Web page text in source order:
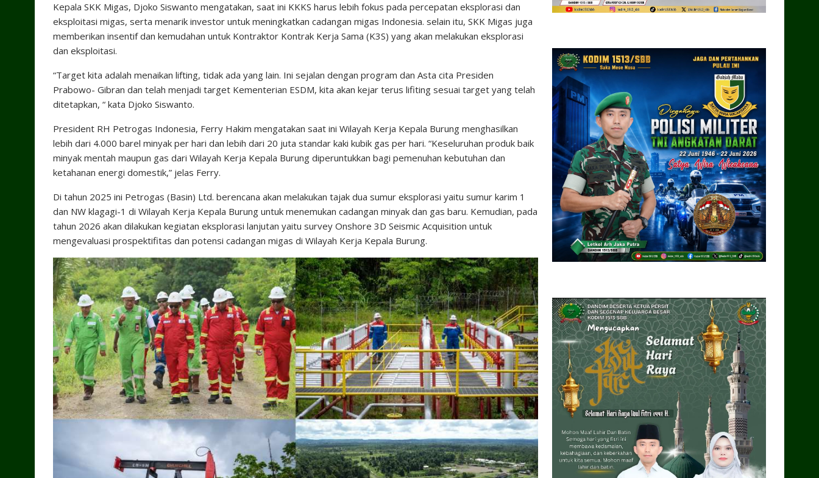
Kepala SKK Migas, Djoko Siswanto mengatakan, saat ini KKKS harus lebih fokus pada percepatan eksplorasi dan
eksploitasi migas, serta menarik investor untuk meningkatkan cadangan migas Indonesia. selain itu, SKK Migas juga
memberikan insentif dan kemudahan untuk Kontraktor Kontrak Kerja Sama (K3S) yang akan melakukan eksplorasi
dan eksploitasi.
“Target kita adalah menaikan lifting, tidak ada yang lain. Ini sejalan dengan program dan Asta cita Presiden
Prabowo- Gibran dan telah menjadi target Kementerian ESDM, kita akan kejar terus lifiting sesuai target yang telah
ditetapkan, “ kata Djoko Siswanto.
President RH Petrogas Indonesia, Ferry Hakim mengatakan saat ini Wilayah Kerja Kepala Burung menghasilkan
lebih dari 4.000 barel minyak per hari dan lebih dari 20 juta standar kaki kubik gas per hari. “Keseluruhan produk baik
minyak mentah maupun gas dari Wilayah Kerja Kepala Burung diperuntukkan bagi pemenuhan kebutuhan dan
ketahanan energi domestik,” jelas Ferry.
Di tahun 2025 ini Petrogas (Basin) Ltd. berencana akan melakukan tajak dua sumur eksplorasi yaitu sumur karim 1
dan NW klagagi-1 di Wilayah Kerja Kepala Burung untuk menemukan cadangan minyak dan gas baru. Kemudian, pada
tahun 2026 akan dilakukan kegiatan eksplorasi lanjutan yaitu survey Onshore 3D Seismic Acquisition untuk
mengevaluasi prospektifitas dan potensi cadangan migas di Wilayah Kerja Kepala Burung.